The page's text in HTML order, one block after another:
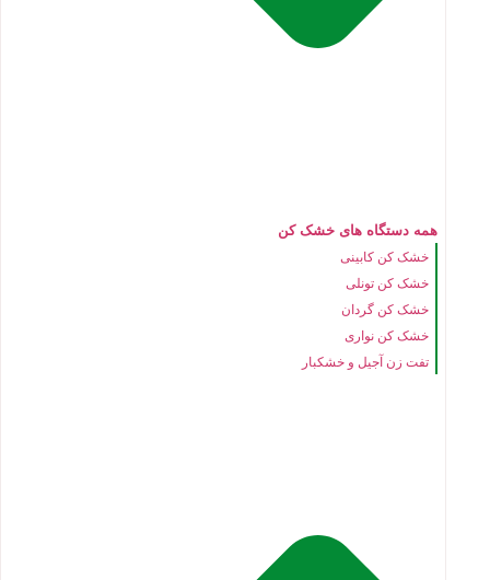
همه دستگاه های خشک کن
خشک کن کابینی
خشک کن تونلی
خشک کن گردان
خشک کن نواری
تفت زن آجیل و خشکبار